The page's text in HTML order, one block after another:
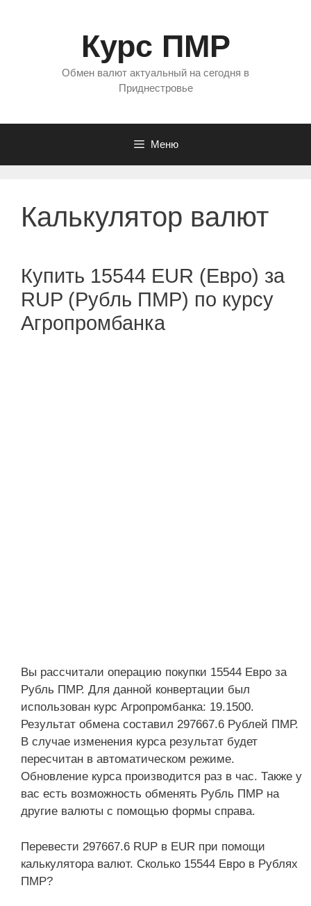
Курс ПМР
Обмен валют актуальный на сегодня в
Приднестровье
Меню
Калькулятор валют
Купить 15544 EUR (Евро) за
RUP (Рубль ПМР) по курсу
Агропромбанка
Вы рассчитали операцию покупки 15544 Евро за
Рубль ПМР. Для данной конвертации был
использован курс Агропромбанка: 19.1500.
Результат обмена составил 297667.6 Рублей ПМР.
В случае изменения курса результат будет
пересчитан в автоматическом режиме.
Обновление курса производится раз в час. Также у
вас есть возможность обменять Рубль ПМР на
другие валюты с помощью формы справа.
Перевести 297667.6 RUP в EUR при помощи
калькулятора валют. Сколько 15544 Евро в Рублях
ПМР?